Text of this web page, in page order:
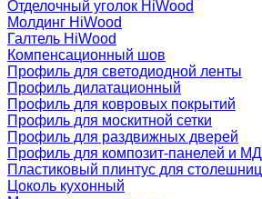
Отделочный уголок HiWood
Молдинг HiWood
Галтель HiWood
Компенсационный шов
Профиль для светодиодной ленты
Профиль дилатационный
Профиль для ковровых покрытий
Профиль для москитной сетки
Профиль для раздвижных дверей
Профиль для композит-панелей и
Пластиковый плинтус для столешниц
Цоколь кухонный